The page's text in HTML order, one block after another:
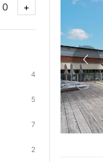
0 +
4
5
7
2